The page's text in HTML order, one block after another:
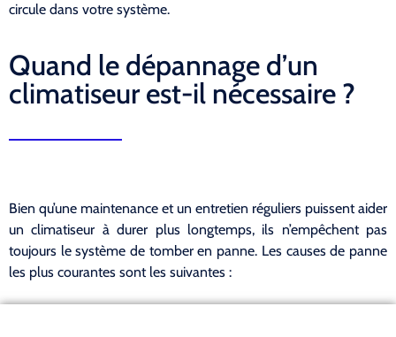
circule dans votre système.
Quand le dépannage d’un
climatiseur est-il nécessaire ?
Bien qu’une maintenance et un entretien réguliers puissent aider
un climatiseur à durer plus longtemps, ils n’empêchent pas
toujours le système de tomber en panne. Les causes de panne
les plus courantes sont les suivantes :